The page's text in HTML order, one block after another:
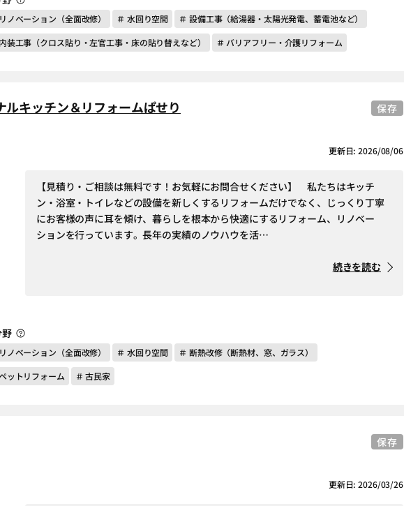
ノベーション（全面改修） ＃ 水回り空間
＃ 設備工事（給湯器・太陽光発電、蓄電池など）
装工事（クロス貼り・左官工事・床の貼り替えなど）
＃ バリアフリー・介護リフォーム
キッチン＆リフォームぱせり
更新日: 2026/08/06
【見積り・ご相談は無料です！お気軽にお問合せください】 私たちはキッチ
ン・浴室・トイレなどの設備を新しくするリフォームだけでなく、じっくり丁寧
にお客様の声に耳を傾け、暮らしを根本から快適にするリフォーム、リノベー
ションを行っています。長年の実績のノウハウを活…
続きを読む
ノベーション（全面改修） ＃ 水回り空間
＃ 断熱改修（断熱材、窓、ガラス）
ットリフォーム
＃ 古民家
保存
更新日: 2026/03/26
保存